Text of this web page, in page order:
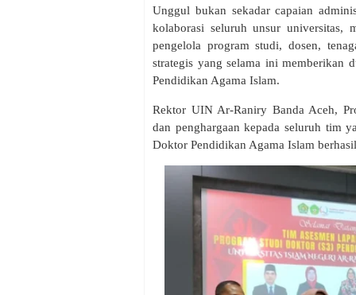
Unggul bukan sekadar capaian
kolaborasi seluruh unsur universitas,
pengelola program studi, dosen,
strategis yang selama ini memberikan
Pendidikan Agama Islam.
Rektor UIN Ar-Raniry Banda Aceh,
dan penghargaan kepada seluruh tim
Doktor Pendidikan Agama Islam